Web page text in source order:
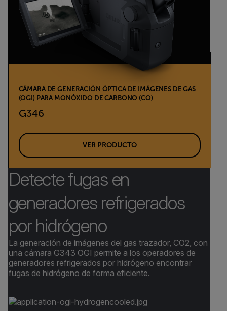
CÁMARA DE GENERACIÓN ÓPTICA DE IMÁGENES DE GAS
(OGI) PARA MONÓXIDO DE CARBONO (CO)
G346
VER PRODUCTO
Detecte fugas en
generadores refrigerados
por hidrógeno
La generación de imágenes del gas trazador, CO2, con
una cámara G343 OGI permite a los operadores de
generadores refrigerados por hidrógeno encontrar
fugas de hidrógeno de forma eficiente.